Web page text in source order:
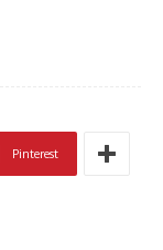
Pinterest